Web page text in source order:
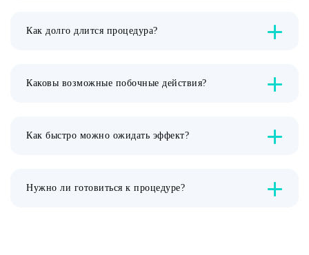
Как долго длится процедура?
Каковы возможные побочные действия?
Как быстро можно ожидать эффект?
Нужно ли готовиться к процедуре?